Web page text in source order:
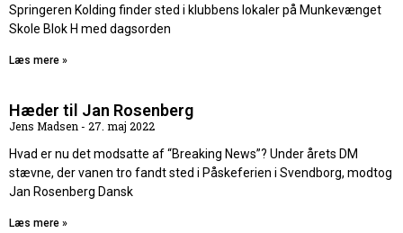
Springeren Kolding finder sted i klubbens lokaler på Munkevænget
Skole Blok H med dagsorden
Læs mere »
Hæder til Jan Rosenberg
Jens Madsen
27. maj 2022
Hvad er nu det modsatte af “Breaking News”? Under årets DM
stævne, der vanen tro fandt sted i Påskeferien i Svendborg, modtog
Jan Rosenberg Dansk
Læs mere »